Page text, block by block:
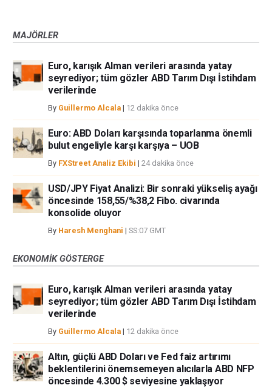
MAJÖRLER
Euro, karışık Alman verileri arasında yatay
seyrediyor; tüm gözler ABD Tarım Dışı İstihdam
verilerinde
By Guillermo Alcala | 12 dakika önce
Euro: ABD Doları karşısında toparlanma önemli
bulut engeliyle karşı karşıya – UOB
By FXStreet Analiz Ekibi | 24 dakika önce
USD/JPY Fiyat Analizi: Bir sonraki yükseliş ayağı
öncesinde 158,55/%38,2 Fibo. civarında
konsolide oluyor
By Haresh Menghani | SS:07 GMT
EKONOMIK GÖSTERGE
Euro, karışık Alman verileri arasında yatay
seyrediyor; tüm gözler ABD Tarım Dışı İstihdam
verilerinde
By Guillermo Alcala | 12 dakika önce
Altın, güçlü ABD Doları ve Fed faiz artırımı
beklentilerini önemsemeyen alıcılarla ABD NFP
öncesinde 4.300 $ seviyesine yaklaşıyor